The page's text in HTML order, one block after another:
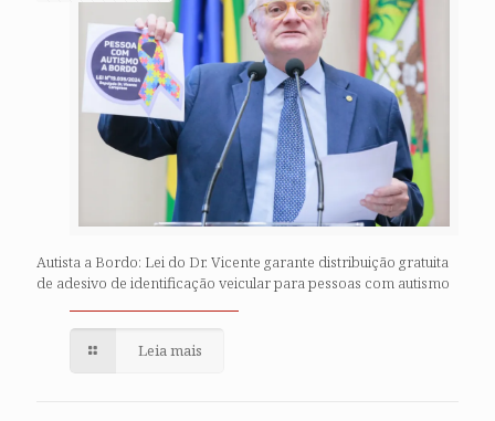
Autista a Bordo: Lei do Dr. Vicente garante distribuição gratuita
de adesivo de identificação veicular para pessoas com autismo
Leia mais